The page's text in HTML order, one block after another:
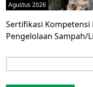
Agustus 2026
Sertifikasi Kompetensi
Pengelolaan Sampah/
for: